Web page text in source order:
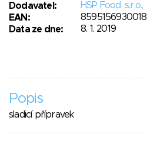
Dodavatel:
HSP Food, s.r.o.,
EAN:
8595156930018
Data ze dne:
8. 1. 2019
Popis
sladicí přípravek